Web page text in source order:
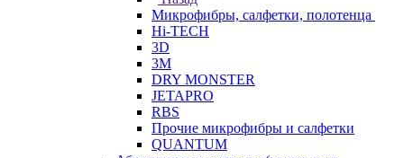
Микрофибры, салфетки, полотенца
Hi-TECH
3D
3М
DRY MONSTER
JETAPRO
RBS
Прочие микрофибры и салфетки
QUANTUM